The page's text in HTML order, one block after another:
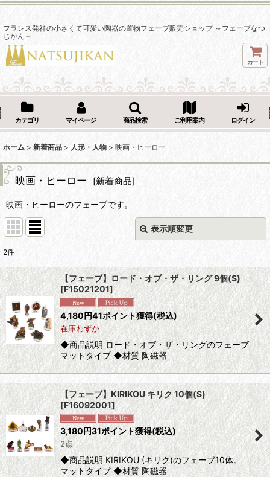
フランス発祥の小さくて可愛い陶器の置物フェーブ販売ショップ ～フェーブなつ
じかん～
カート
カテゴリ マイページ 商品検索 ご利用案内 ログイン
ホーム > 新着商品 > 人形・人物 > 映画・ヒーロー
映画・ヒーロー [新着商品]
映画・ヒーローのフェーブです。
表示順変更
並び順:
絞り込む
2件
【フェーブ】ロード・オブ・ザ・リング 9個(S)
[F15021201]
4,180円41ポイント獲得(税込)
在庫わずか
◆商品説明 ロード・オブ・ザ・リングのフェーブ
マットタイプ ◆材質 陶磁器
【フェーブ】KIRIKOU キリク 10個(S)
[F16092001]
3,180円31ポイント獲得(税込)
2点
◆商品説明 KIRIKOU (キリク)のフェーブ10体。
マットタイプ ◆材質 陶磁器